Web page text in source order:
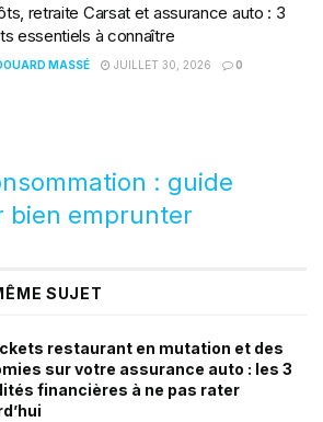
retraite Carsat et assurance auto : 3
essentiels à connaître
MASSÉ JUILLET 30, 2026 0
: guide
bien emprunter
SUJET
restaurant en mutation et des
sur votre assurance auto : les 3
financières à ne pas rater